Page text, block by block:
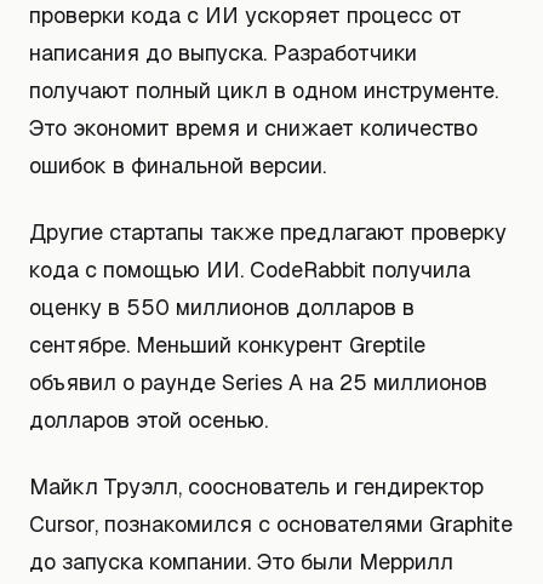
проверки кода с ИИ ускоряет процесс от
написания до выпуска. Разработчики
получают полный цикл в одном инструменте.
Это экономит время и снижает количество
ошибок в финальной версии.
Другие стартапы также предлагают проверку
кода с помощью ИИ. CodeRabbit получила
оценку в 550 миллионов долларов в
сентябре. Меньший конкурент Greptile
объявил о раунде Series A на 25 миллионов
долларов этой осенью.
Майкл Труэлл, сооснователь и гендиректор
Cursor, познакомился с основателями Graphite
до запуска компании. Это были Меррилл